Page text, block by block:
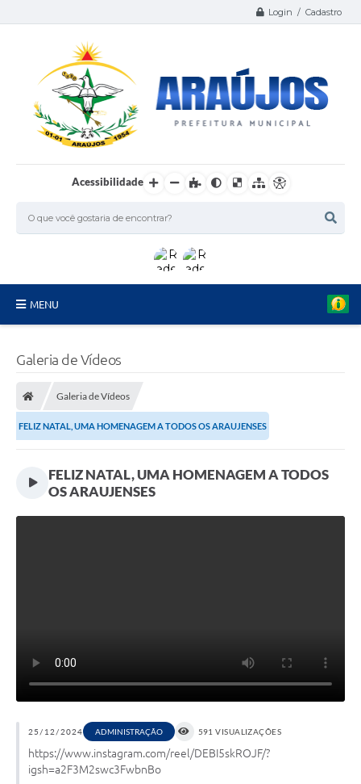
Login / Cadastro
Acessibilidade
MENU
Lei Aldir Blanc 2026
COMPRA DIRETA
Prefeitura
E-SIC
DOC Licenciamento Ambiental
Notícias
Galeria de Vídeos
Galeria de Vídeos
FELIZ NATAL, UMA HOMENAGEM A TODOS OS ARAUJENSES
FELIZ NATAL, UMA HOMENAGEM A TODOS
OS ARAUJENSES
25/12/2024 ADMINISTRAÇÃO 591 VISUALIZAÇÕES
https://www.instagram.com/reel/DEBI5skROJF/?
igsh=a2F3M2swc3FwbnBo